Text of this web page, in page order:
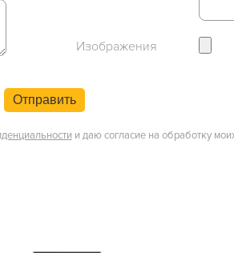
Изображения
Отправить
и даю согласие на обработку